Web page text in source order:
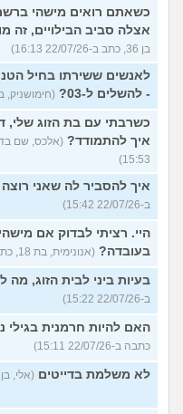
כשאתם רואים מישהי
אצלה סביב הבילויים, זה
בן 36, כתב ב-22/07/26 16:13)
לאנשים ששירתו בחיל
- להשלים ל-03?
(חימושניק, בן 19, כתב ב-22/07/26
כשרבתי עם בת הזוג שלי,
איך להתמודד?
15:53)
איך להסביר לה שאני
ב-22/07/26 15:42)
היי. רציתי לבדוק אם
בעובדה? (אנונימית, בת 18, כתבה ב-22/07/26 15:31)
בעיות ביני לבית הזוג, מה
ב-22/07/26 15:22)
האם להיות חרמנית בגילי
כתבה ב-22/07/26 15:11)
לא משלמת בדייטים (אלי, בן 29, כתב ב-22/07/26 15:00)